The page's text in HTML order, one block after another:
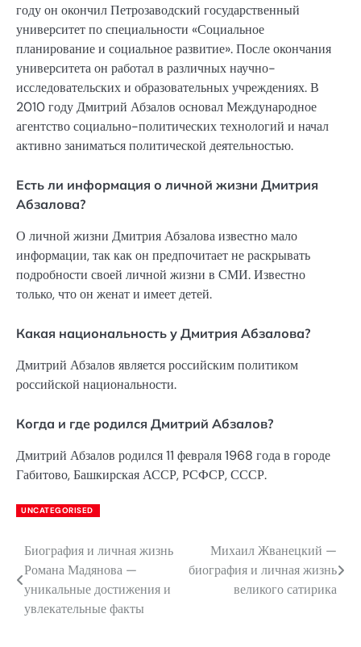
году он окончил Петрозаводский государственный
университет по специальности «Социальное
планирование и социальное развитие». После окончания
университета он работал в различных научно-
исследовательских и образовательных учреждениях. В
2010 году Дмитрий Абзалов основал Международное
агентство социально-политических технологий и начал
активно заниматься политической деятельностью.
Есть ли информация о личной жизни Дмитрия
Абзалова?
О личной жизни Дмитрия Абзалова известно мало
информации, так как он предпочитает не раскрывать
подробности своей личной жизни в СМИ. Известно
только, что он женат и имеет детей.
Какая национальность у Дмитрия Абзалова?
Дмитрий Абзалов является российским политиком
российской национальности.
Когда и где родился Дмитрий Абзалов?
Дмитрий Абзалов родился 11 февраля 1968 года в городе
Габитово, Башкирская АССР, РСФСР, СССР.
UNCATEGORISED
Навигация
по
записям
Биография и личная жизнь
Романа Мадянова —
уникальные достижения и
увлекательные факты
Михаил Жванецкий —
биография и личная жизнь
великого сатирика